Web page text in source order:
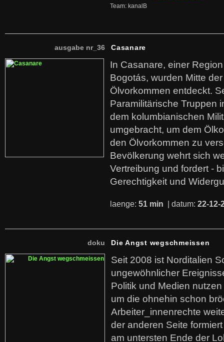
Team: kanalB
ausgabe nr_36 Casanare
In Casanare, einer
Bogotás, wurden Mitte
Ölvorkommen entdeckt.
Paramilitärische Truppen
dem kolumbianischen
umgebracht, um dem
den Ölvorkommen zu
Bevölkerung wehrt sich
Vertreibung und fordert -
Gerechtigkeit und
laenge: 51 min | datum: 22-12-
doku Die Angst wegschmeissen
Seit 2008 ist Norditalien
ungewöhnlicher
Politik und Medien
um die ohnehin schon
Arbeiter_innenrechte
der anderen Seite
am untersten Ende der